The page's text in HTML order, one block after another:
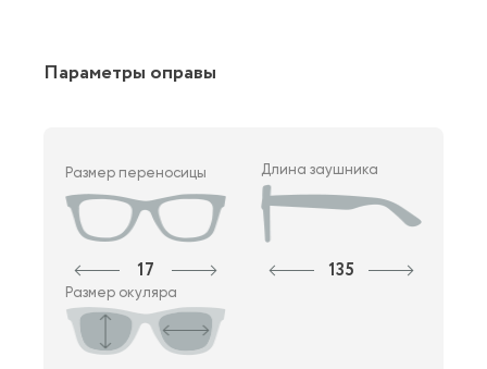
Параметры оправы
Размер переносицы
17
Длина заушника
135
Размер окуляра